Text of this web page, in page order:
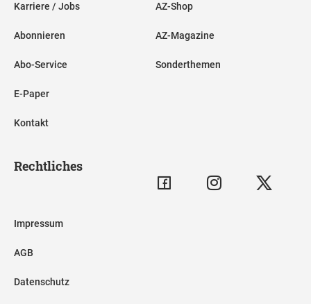
Karriere / Jobs
Abonnieren
Abo-Service
E-Paper
Kontakt
AZ-Shop
AZ-Magazine
Sonderthemen
Rechtliches
Impressum
AGB
Datenschutz